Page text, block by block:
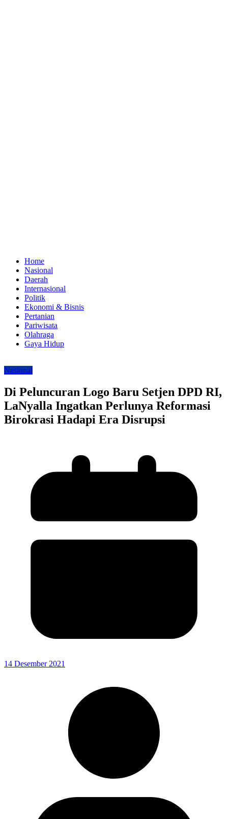
Home
Nasional
Daerah
Internasional
Politik
Ekonomi & Bisnis
Pertanian
Pariwisata
Olahraga
Gaya Hidup
Nasional
Di Peluncuran Logo Baru Setjen DPD RI,
LaNyalla Ingatkan Perlunya Reformasi
Birokrasi Hadapi Era Disrupsi
14 Desember 2021